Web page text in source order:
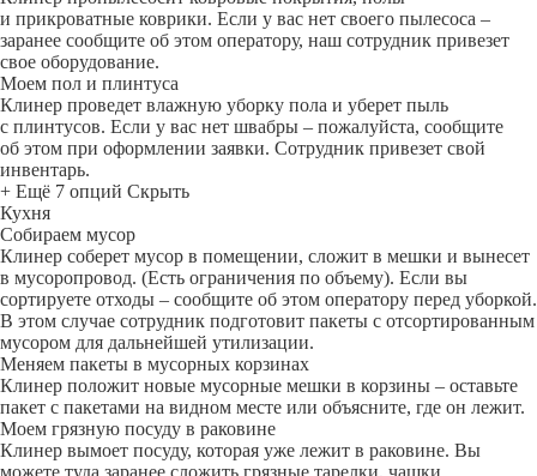
и прикроватные коврики. Если у вас нет своего пылесоса –
заранее сообщите об этом оператору, наш сотрудник привезет
свое оборудование.
Моем пол и плинтуса
Клинер проведет влажную уборку пола и уберет пыль
с плинтусов. Если у вас нет швабры – пожалуйста, сообщите
об этом при оформлении заявки. Сотрудник привезет свой
инвентарь.
+ Ещё 7 опций Скрыть
Кухня
Собираем мусор
Клинер соберет мусор в помещении, сложит в мешки и вынесет
в мусоропровод. (Есть ограничения по объему). Если вы
сортируете отходы – сообщите об этом оператору перед уборкой.
В этом случае сотрудник подготовит пакеты с отсортированным
мусором для дальнейшей утилизации.
Меняем пакеты в мусорных корзинах
Клинер положит новые мусорные мешки в корзины – оставьте
пакет с пакетами на видном месте или объясните, где он лежит.
Моем грязную посуду в раковине
Клинер вымоет посуду, которая уже лежит в раковине. Вы
можете туда заранее сложить грязные тарелки, чашки